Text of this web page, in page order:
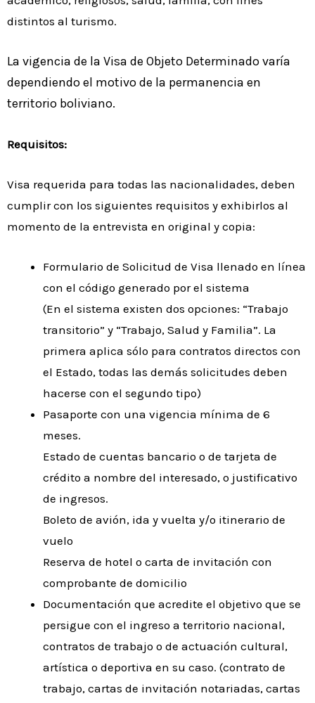
distintos al turismo.
La vigencia de la Visa de Objeto Determinado varía
dependiendo el motivo de la permanencia en
territorio boliviano.
Requisitos:
Visa requerida para todas las nacionalidades, deben
cumplir con los siguientes requisitos y exhibirlos al
momento de la entrevista en original y copia:
Formulario de Solicitud de Visa llenado en línea
con el código generado por el sistema
(En el sistema existen dos opciones: “Trabajo
transitorio” y “Trabajo, Salud y Familia”. La
primera aplica sólo para contratos directos con
el Estado, todas las demás solicitudes deben
hacerse con el segundo tipo)
Pasaporte con una vigencia mínima de 6
meses.
Estado de cuentas bancario o de tarjeta de
crédito a nombre del interesado, o justificativo
de ingresos.
Boleto de avión, ida y vuelta y/o itinerario de
vuelo
Reserva de hotel o carta de invitación con
comprobante de domicilio
Documentación que acredite el objetivo que se
persigue con el ingreso a territorio nacional,
contratos de trabajo o de actuación cultural,
artística o deportiva en su caso. (contrato de
trabajo, cartas de invitación notariadas, cartas